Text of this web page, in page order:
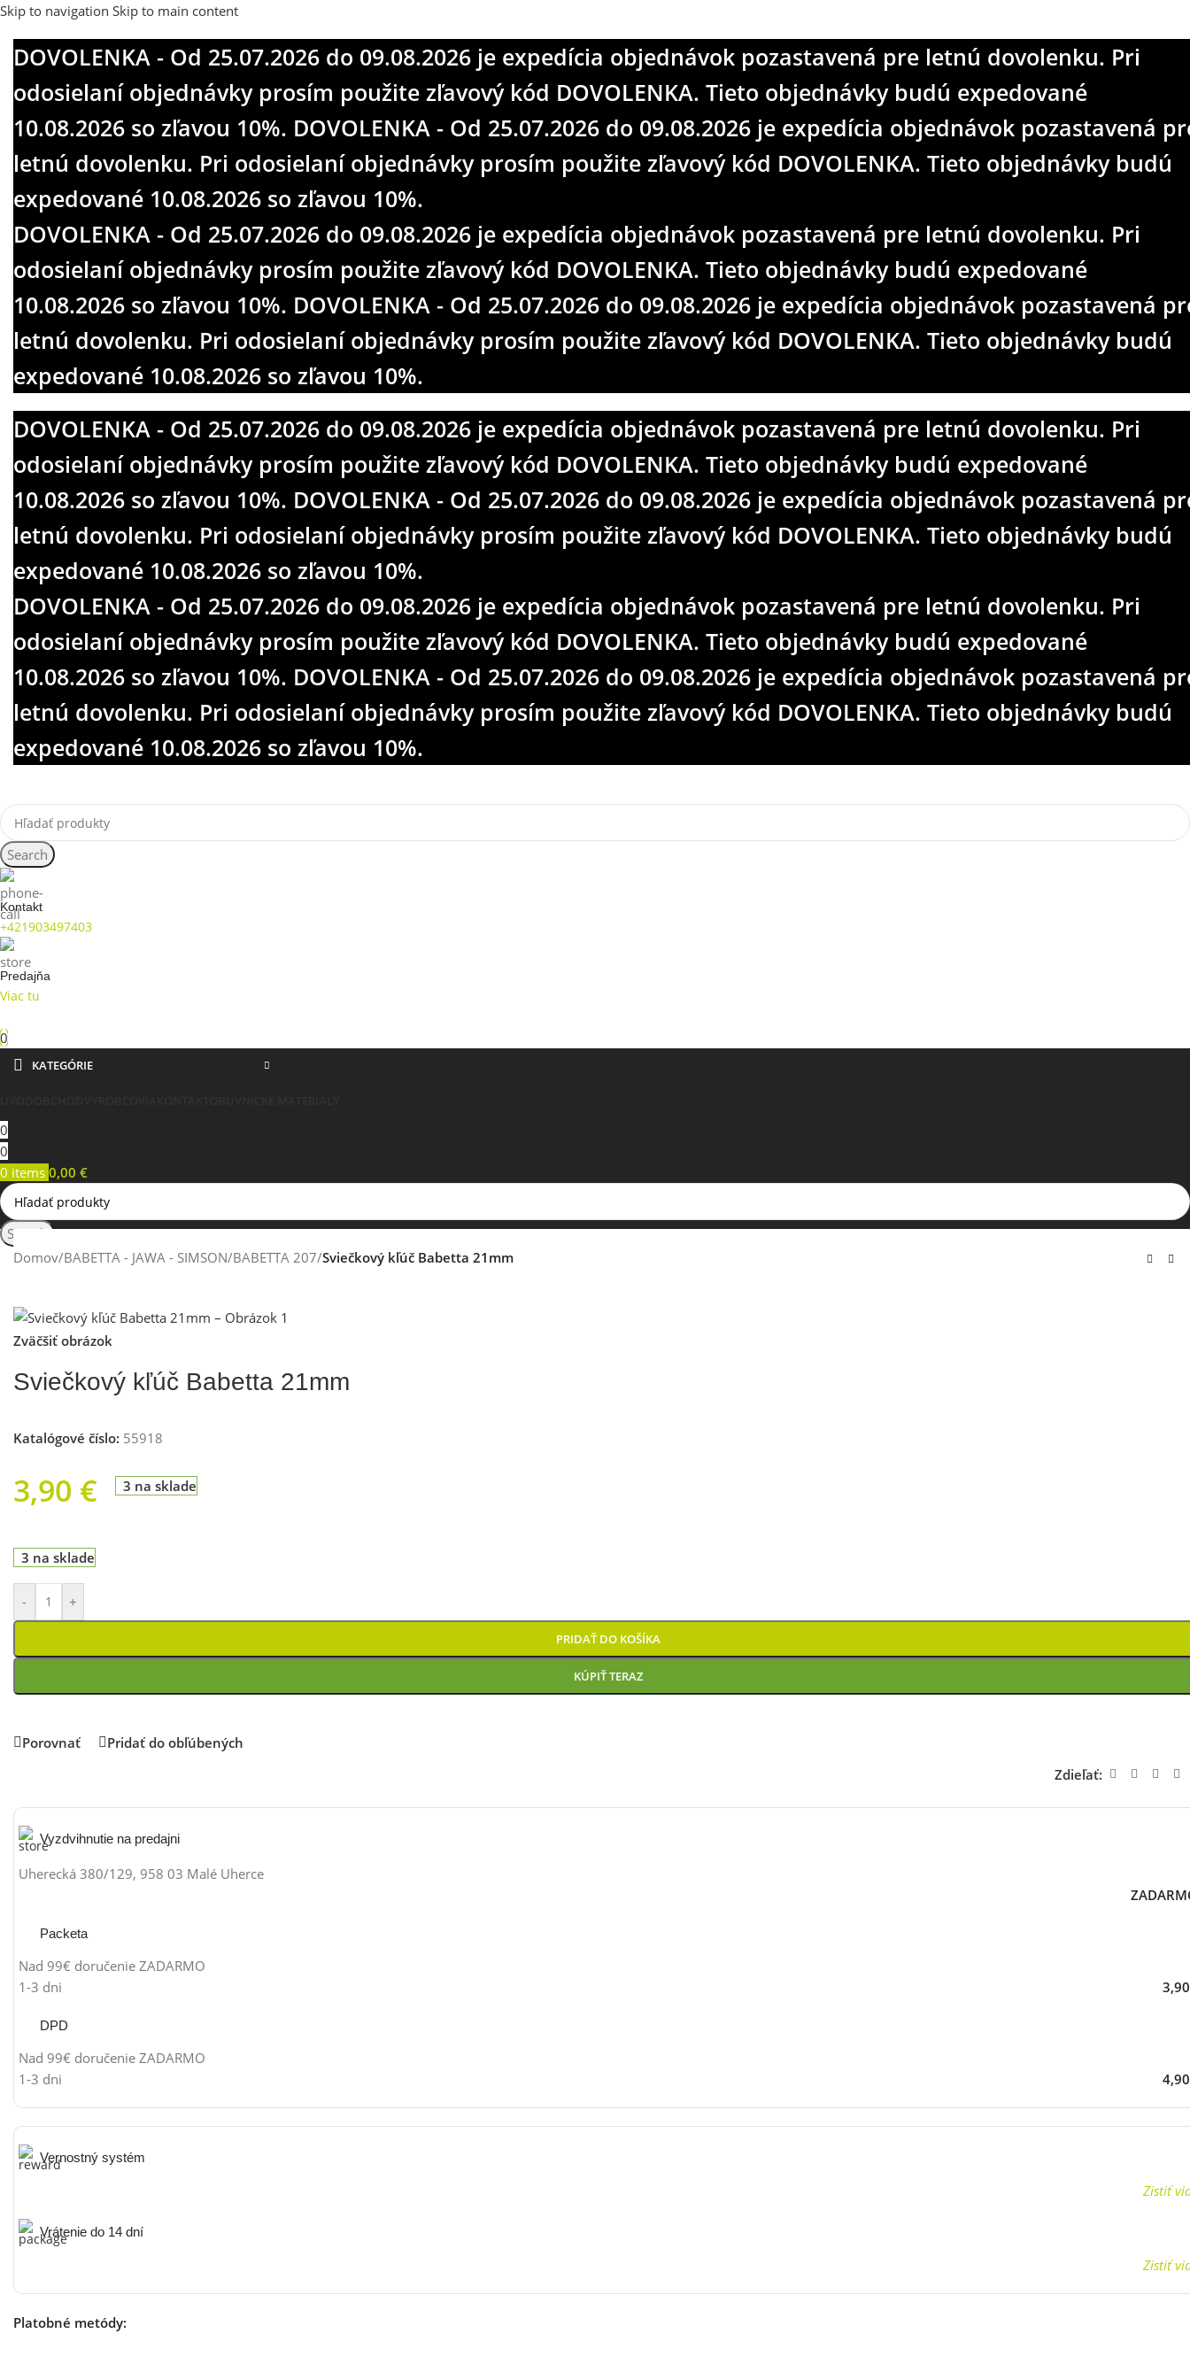
Skip to navigation Skip to main content
expedované 10.08.2026 so zľavou 10%.
DOVOLENKA - Od 25.07.2026 do 09.08.2026 je expedícia objednávok pozastavená pre letnú dovolenku. Pri
odosielaní objednávky prosím použite zľavový kód DOVOLENKA. Tieto objednávky budú expedované
10.08.2026 so zľavou 10%. DOVOLENKA - Od 25.07.2026 do 09.08.2026 je expedícia objednávok pozastavená
letnú dovolenku. Pri odosielaní objednávky prosím použite zľavový kód DOVOLENKA. Tieto objednávky budú
expedované 10.08.2026 so zľavou 10%.
DOVOLENKA - Od 25.07.2026 do 09.08.2026 je expedícia objednávok pozastavená pre letnú dovolenku. Pri
odosielaní objednávky prosím použite zľavový kód DOVOLENKA. Tieto objednávky budú expedované
10.08.2026 so zľavou 10%. DOVOLENKA - Od 25.07.2026 do 09.08.2026 je expedícia objednávok pozastavená
letnú dovolenku. Pri odosielaní objednávky prosím použite zľavový kód DOVOLENKA. Tieto objednávky budú
expedované 10.08.2026 so zľavou 10%.
DOVOLENKA - Od 25.07.2026 do 09.08.2026 je expedícia objednávok pozastavená pre letnú dovolenku. Pri
odosielaní objednávky prosím použite zľavový kód DOVOLENKA. Tieto objednávky budú expedované
10.08.2026 so zľavou 10%. DOVOLENKA - Od 25.07.2026 do 09.08.2026 je expedícia objednávok pozastavená
letnú dovolenku. Pri odosielaní objednávky prosím použite zľavový kód DOVOLENKA. Tieto objednávky budú
expedované 10.08.2026 so zľavou 10%.
DOVOLENKA - Od 25.07.2026 do 09.08.2026 je expedícia objednávok pozastavená pre letnú dovolenku. Pri
odosielaní objednávky prosím použite zľavový kód DOVOLENKA. Tieto objednávky budú expedované
10.08.2026 so zľavou 10%. DOVOLENKA - Od 25.07.2026 do 09.08.2026 je expedícia objednávok pozastavená
letnú dovolenku. Pri odosielaní objednávky prosím použite zľavový kód DOVOLENKA. Tieto objednávky budú
expedované 10.08.2026 so zľavou 10%.
DOVOLENKA - Od 25.07.2026 do 09.08.2026 je expedícia objednávok pozastavená pre letnú dovolenku. Pri
odosielaní objednávky prosím použite zľavový kód DOVOLENKA. Tieto objednávky budú expedované
10.08.2026 so zľavou 10%. DOVOLENKA - Od 25.07.2026 do 09.08.2026 je expedícia objednávok pozastavená
letnú dovolenku. Pri odosielaní objednávky prosím použite zľavový kód DOVOLENKA. Tieto objednávky budú
expedované 10.08.2026 so zľavou 10%.
Search
Kontakt
+421903497403
Predajňa
Viac tu
0
KATEGÓRIE
0
0
0 items 0,00 €
Search
Domov/BABETTA - JAWA - SIMSON/BABETTA 207/Sviečkový kľúč Babetta 21mm
Zväčšiť obrázok
Sviečkový kľúč Babetta 21mm
Katalógové číslo: 55918
3,90 € 3 na sklade
3 na sklade
- +
PRIDAŤ DO KOŠÍKA
KÚPIŤ TERAZ
Porovnať
Pridať do obľúbených
Zdieľať:
Vyzdvihnutie na predajni
Uherecká 380/129, 958 03 Malé Uherce
Packeta
Nad 99€ doručenie ZADARMO
1-3 dni
DPD
Nad 99€ doručenie ZADARMO
1-3 dni
Vernostný systém
Zistiť
Vrátenie do 14 dní
Zistiť
Platobné metódy: